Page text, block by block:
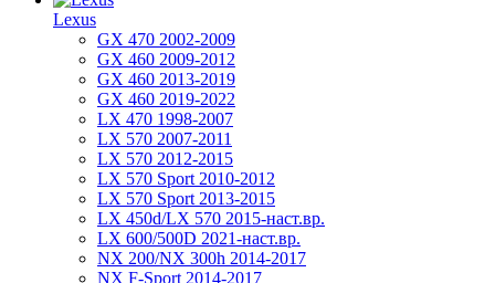
Lexus
GX 470 2002-2009
GX 460 2009-2012
GX 460 2013-2019
GX 460 2019-2022
LX 470 1998-2007
LX 570 2007-2011
LX 570 2012-2015
LX 570 Sport 2010-2012
LX 570 Sport 2013-2015
LX 450d/LX 570 2015-наст.вр.
LX 600/500D 2021-наст.вр.
NX 200/NX 300h 2014-2017
NX F-Sport 2014-2017